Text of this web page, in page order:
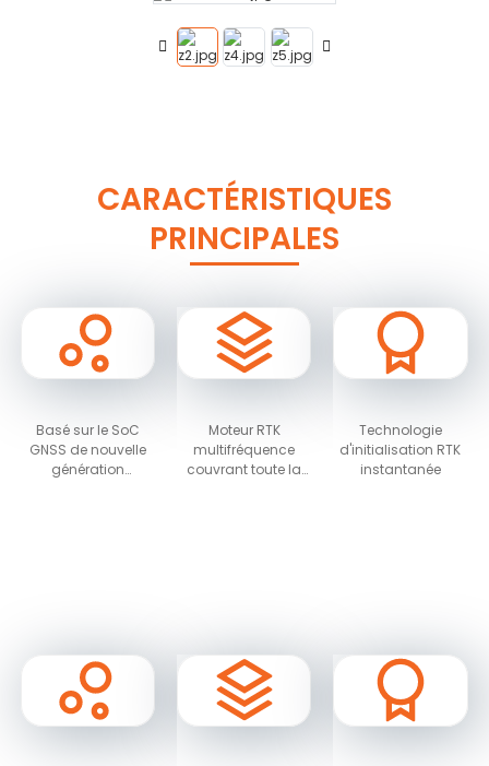
CARACTÉRISTIQUES
PRINCIPALES
Basé sur le SoC
GNSS de nouvelle
génération
Moteur RTK
multifréquence
couvrant toute la
Technologie
d'initialisation RTK
instantanée